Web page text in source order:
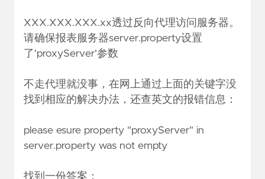
XXX.XXX.XXX.xx透过反向代理访问服务器。
请确保报表服务器server.property设置
了'proxyServer'参数
不走代理就没事，在网上通过上面的关键字没
找到相应的解决办法，还查英文的报错信息：
please esure property "proxyServer" in
server.property was not empty
找到一份答案：